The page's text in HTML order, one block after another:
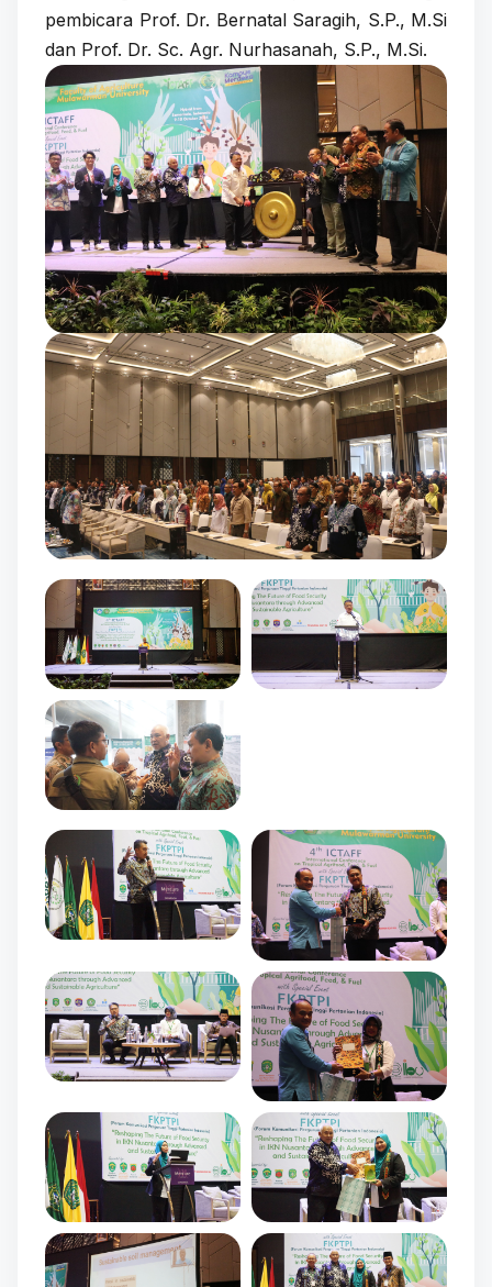
pembicara Prof. Dr. Bernatal Saragih, S.P., M.Si
dan Prof. Dr. Sc. Agr. Nurhasanah, S.P., M.Si.